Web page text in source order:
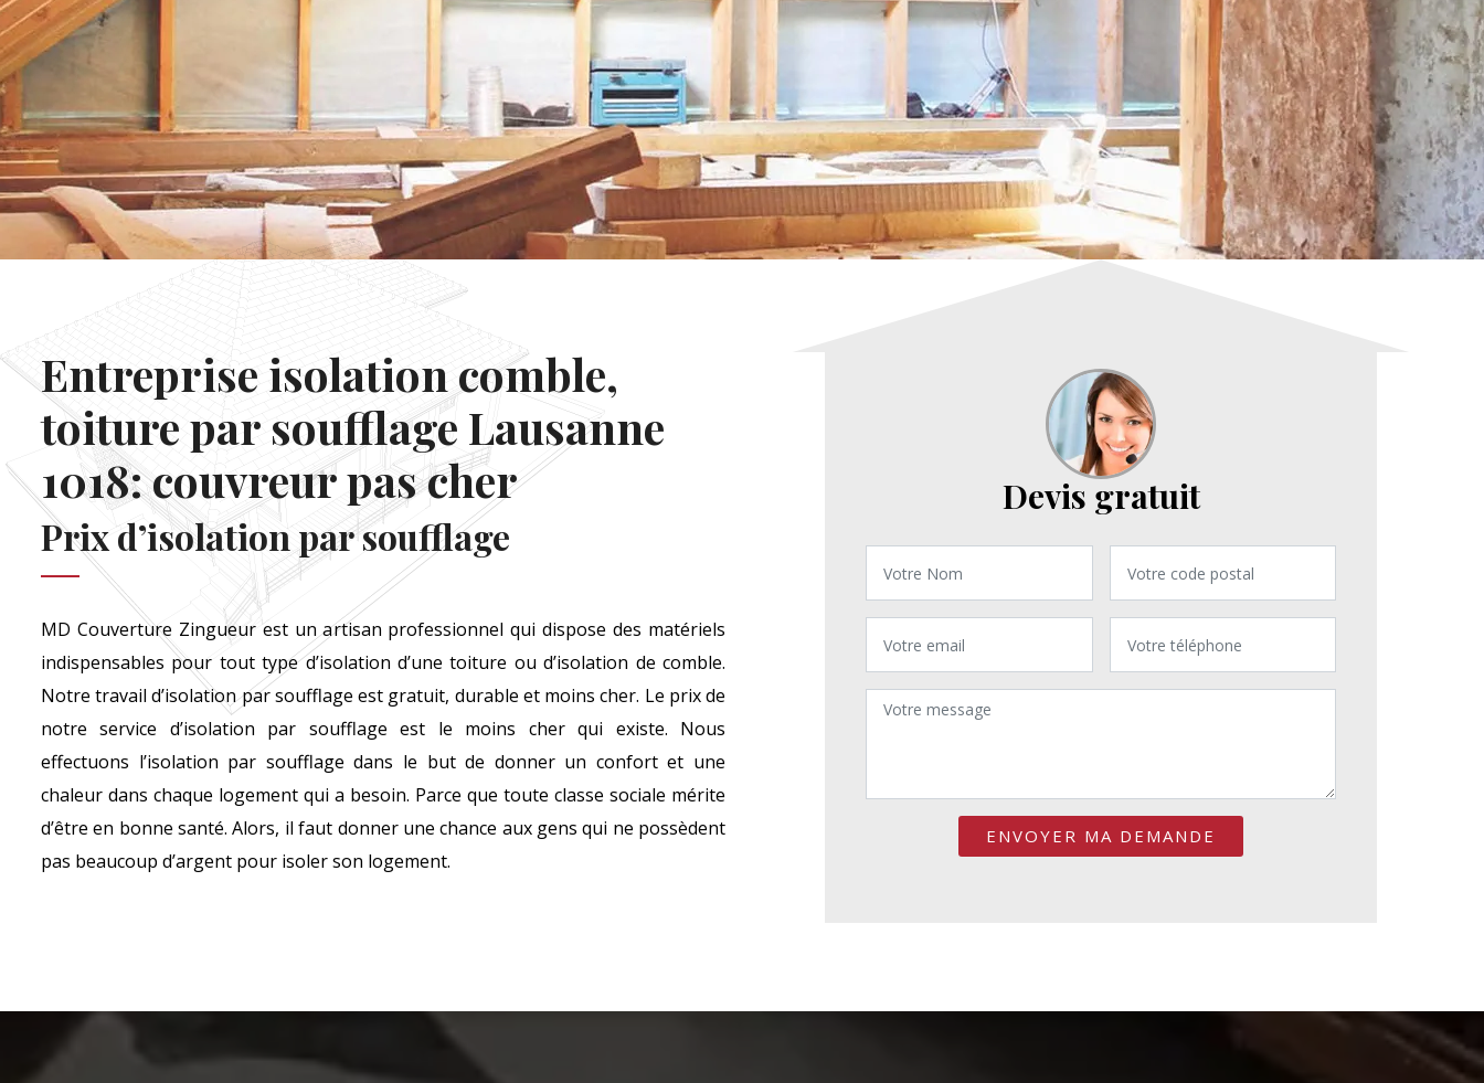
Entreprise isolation comble,
toiture par soufflage Lausanne
1018: couvreur pas cher
Prix d’isolation par soufflage
MD Couverture Zingueur est un artisan professionnel qui dispose des matériels
indispensables pour tout type d’isolation d’une toiture ou d’isolation de comble.
Notre travail d’isolation par soufflage est gratuit, durable et moins cher. Le prix de
notre service d’isolation par soufflage est le moins cher qui existe. Nous
effectuons l’isolation par soufflage dans le but de donner un confort et une
chaleur dans chaque logement qui a besoin. Parce que toute classe sociale mérite
d’être en bonne santé. Alors, il faut donner une chance aux gens qui ne possèdent
pas beaucoup d’argent pour isoler son logement.
Devis gratuit